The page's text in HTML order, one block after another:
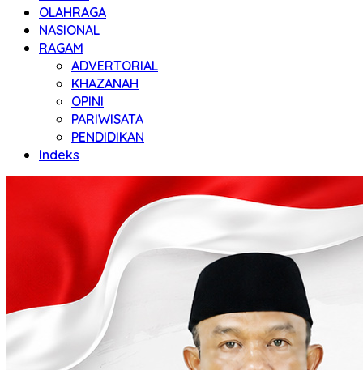
OLAHRAGA
NASIONAL
RAGAM
ADVERTORIAL
KHAZANAH
OPINI
PARIWISATA
PENDIDIKAN
Indeks